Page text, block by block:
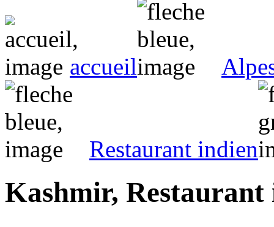
accueil
Restaurant indien
Kashmir, Restaurant